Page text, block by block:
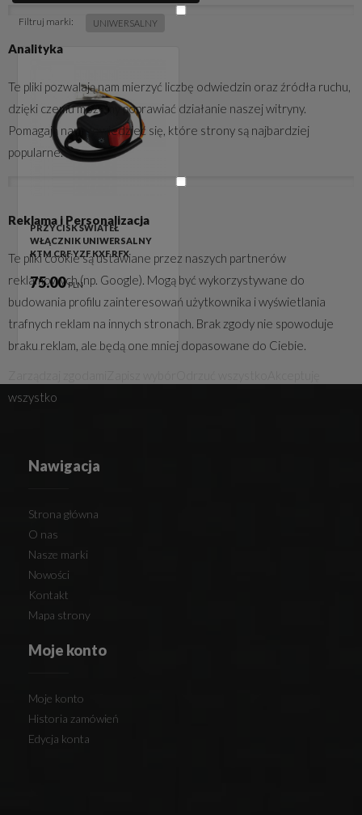
Filtruj marki: UNIWERSALNY
PRZYCISK ŚWIATEŁ
WŁĄCZNIK UNIWERSALNY
KTM CRF YZF KXF RFX
75.00PLN
Nawigacja
Strona główna
O nas
Nasze marki
Nowości
Kontakt
Mapa strony
Moje konto
Moje konto
Historia zamówień
Edycja konta
Analityka
Te pliki pozwalają nam mierzyć liczbę odwiedzin oraz źródła ruchu,
dzięki czemu możemy poprawiać działanie naszej witryny.
Pomagają nam dowiedzieć się, które strony są najbardziej
popularne.
Reklama i Personalizacja
Te pliki cookie są ustawiane przez naszych partnerów
reklamowych (np. Google). Mogą być wykorzystywane do
budowania profilu zainteresowań użytkownika i wyświetlania
trafnych reklam na innych stronach. Brak zgody nie spowoduje
braku reklam, ale będą one mniej dopasowane do Ciebie.
wszystko